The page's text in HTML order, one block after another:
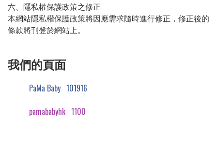
六、隱私權保護政策之修正
本網站隱私權保護政策將因應需求隨時進行修正，修正後的
條款將刊登於網站上。
我們的頁面
PaMa Baby 101916
pamababyhk 1100